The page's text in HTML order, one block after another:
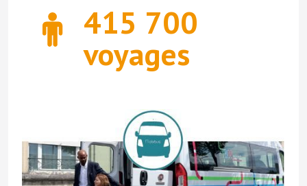
415 700
voyages